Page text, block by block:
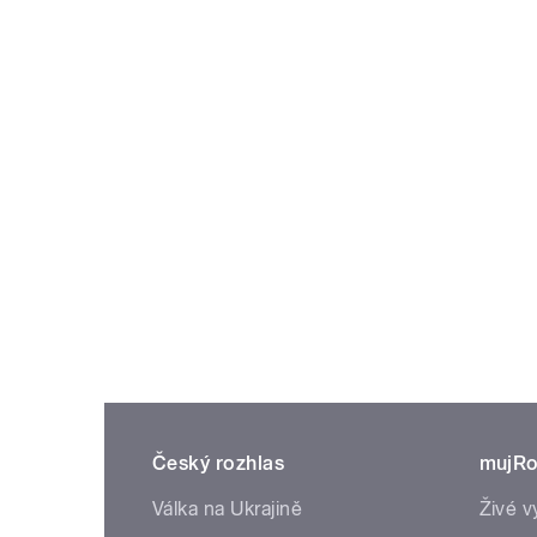
Český rozhlas
Válka na Ukrajině
Živé